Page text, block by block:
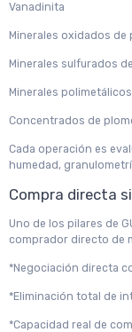
Vanadinita
Minerales oxidados de
Minerales sulfurados
Minerales
Concentrados de
Cada operación es
humedad,
Compra directa
Uno de los pilares de
comprador directo de
*Negociación directa
*Eliminación total de
*Capacidad real de